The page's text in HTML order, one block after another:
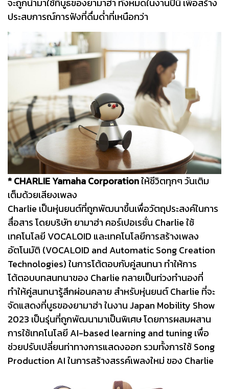
ประสบการณ์การฟังที่ดื่มด่ำที่เหนือกว่า
* CHARLIE Yamaha Corporationให้ชีวิตทุกๆ วันเติม
เต็มด้วยเสียงเพลง
Charlie เป็นหุ่นยนต์ที่ถูกพัฒนาขึ้นเพื่อวัตถุประสงค์ในการ
สื่อสาร โดยบริษัท ยามาฮ่า คอร์เปอเรชั่น Charlie ใช้
เทคโนโลยี VOCALOID และเทคโนโลยีการสร้างเพลง
อัตโนมัติ (VOCALOID and Automatic Song Creation
Technologies) ในการโต้ตอบกับคู่สนทนา ทำให้การ
โต้ตอบบทสนทนาของ Charlie กลายเป็นท่วงทำนองที่
ทำให้คู่สนทนารู้สึกผ่อนคลาย สำหรับหุ่นยนต์ Charlie ที่จะ
จัดแสดงที่บูธของยามาฮ่า ในงาน Japan Mobility Show
2023 เป็นรุ่นที่ถูกพัฒนามาเป็นพิเศษ โดยการผสมผสาน
การใช้เทคโนโลยี AI-based learning and tuning เพื่อ
ช่วยปรับเปลี่ยนท่าทางการแสดงออก รวมทั้งการใช้ Song
Production AI ในการสร้างสรรค์เพลงใหม่ ของ Charlie